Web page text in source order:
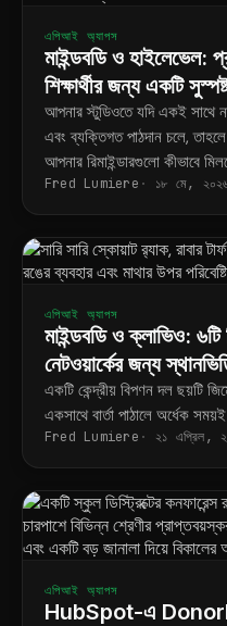
এপিআই অ্যাপস
মাইন্ডবডি ও হাইলেভেল:
শিক্ষার্থীর জন্য একটি
আপনার স্টুডিওতে যদি একই সাথে
এবং ব্যক্তিগত পাঠদান চলে, তাহলে
আপনার রিমাইন্ডারগুলো কীভাবে
Fred Lumiere ১৮ মে,
এপিআই অ্যাপস
মাইন্ডবডি ও ক্লাভিও:
নেটওয়ার্কের জন্য
একটি কেন্দ্রীয় বিপণন দল ছয়টি
একসাথে বার্তা পাঠালে অর্ধেক
Fred Lumiere ২১ এপ্রিল,
এপিআই অ্যাপস
HubSpot-এ